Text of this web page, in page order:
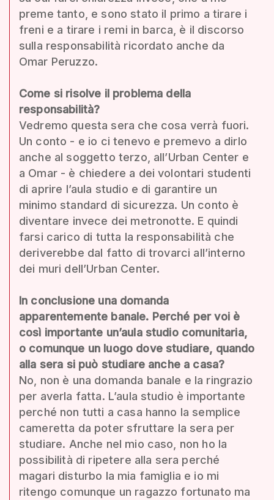
preme tanto, e sono stato il primo a tirare i
freni e a tirare i remi in barca, è il discorso
sulla responsabilità ricordato anche da
Omar Peruzzo.
Come si risolve il problema della
responsabilità?
Vedremo questa sera che cosa verrà fuori.
Un conto - e io ci tenevo e premevo a dirlo
anche al soggetto terzo, all’Urban Center e
a Omar - è chiedere a dei volontari studenti
di aprire l’aula studio e di garantire un
minimo standard di sicurezza. Un conto è
diventare invece dei metronotte. E quindi
farsi carico di tutta la responsabilità che
deriverebbe dal fatto di trovarci all’interno
dei muri dell’Urban Center.
In conclusione una domanda
apparentemente banale. Perché per voi è
così importante un’aula studio comunitaria,
o comunque un luogo dove studiare, quando
alla sera si può studiare anche a casa?
No, non è una domanda banale e la ringrazio
per averla fatta. L’aula studio è importante
perché non tutti a casa hanno la semplice
cameretta da poter sfruttare la sera per
studiare. Anche nel mio caso, non ho la
possibilità di ripetere alla sera perché
magari disturbo la mia famiglia e io mi
ritengo comunque un ragazzo fortunato ma